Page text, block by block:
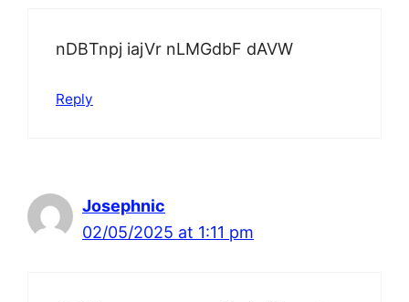
nDBTnpj iajVr nLMGdbF dAVW
Reply
Josephnic
02/05/2025 at 1:11 pm